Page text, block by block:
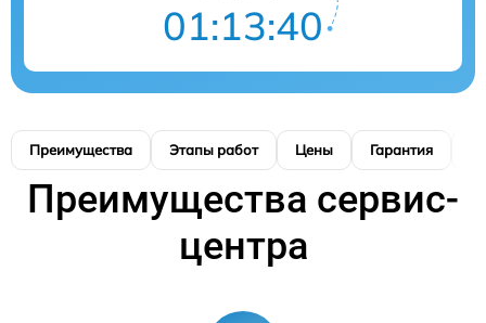
01:13:39
Преимущества Этапы работ Цены Гарантия
Преимущества сервис-
центра